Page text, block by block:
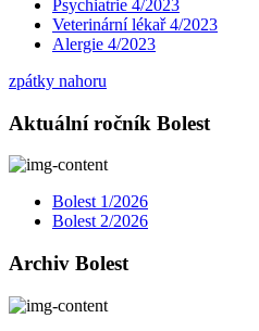
Psychiatrie 4/2023
Veterinární lékař 4/2023
Alergie 4/2023
zpátky nahoru
Aktuální ročník Bolest
Bolest 1/2026
Bolest 2/2026
Archiv Bolest